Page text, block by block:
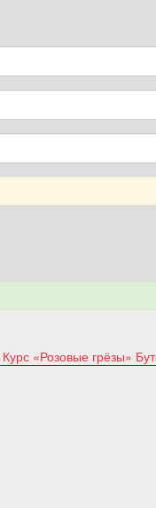
Курс «Розовые грёзы»